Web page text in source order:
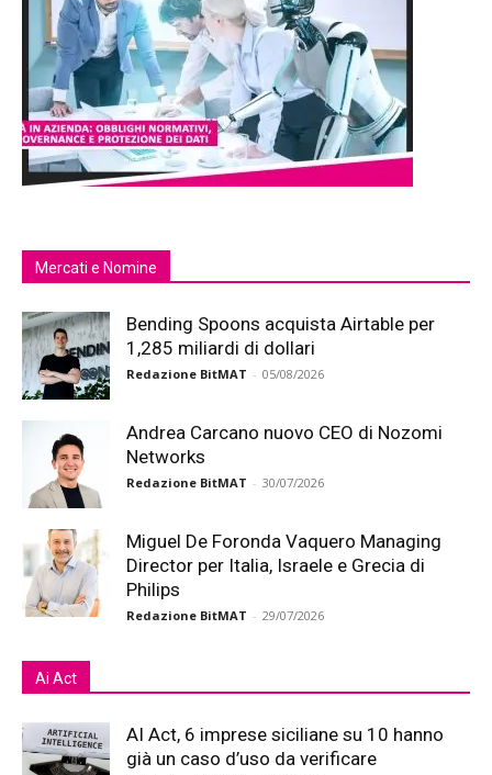
Mercati e Nomine
Bending Spoons acquista Airtable per
1,285 miliardi di dollari
Redazione BitMAT - 05/08/2026
Andrea Carcano nuovo CEO di Nozomi
Networks
Redazione BitMAT - 30/07/2026
Miguel De Foronda Vaquero Managing
Director per Italia, Israele e Grecia di
Philips
Redazione BitMAT - 29/07/2026
Ai Act
AI Act, 6 imprese siciliane su 10 hanno
già un caso d’uso da verificare